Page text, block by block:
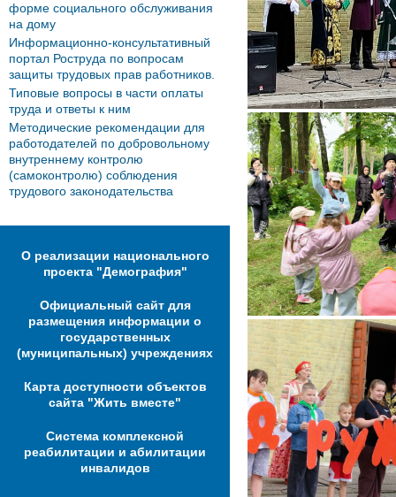
форме социального обслуживания
на дому
Информационно-консультативный
портал Роструда по вопросам
защиты трудовых прав работников.
Типовые вопросы в части оплаты
труда и ответы к ним
Методические рекомендации для
работодателей по добровольному
внутреннему контролю
(самоконтролю) соблюдения
трудового законодательства
О реализации национального
проекта "Демография"
Официальный сайт для
размещения информации о
государственных
(муниципальных) учреждениях
Карта доступности объектов
сайта "Жить вместе"
Система комплексной
реабилитации и абилитации
инвалидов